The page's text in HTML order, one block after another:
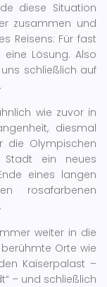
diese Situation
zusammen und
Reisens: Für fast
Lösung. Also
schließlich auf
wie zuvor in
diesmal
die Olympischen
ein neues
eines langen
rosafarbenen
weiter in die
Orte wie
Kaiserpalast –
– und schließlich